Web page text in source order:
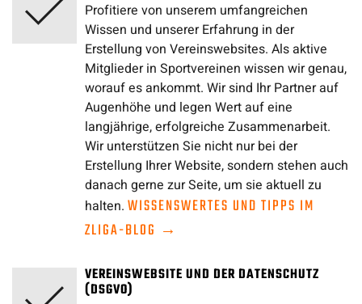
Profitiere von unserem umfangreichen
Wissen und unserer Erfahrung in der
Erstellung von Vereinswebsites. Als aktive
Mitglieder in Sportvereinen wissen wir genau,
worauf es ankommt. Wir sind Ihr Partner auf
Augenhöhe und legen Wert auf eine
langjährige, erfolgreiche Zusammenarbeit.
Wir unterstützen Sie nicht nur bei der
Erstellung Ihrer Website, sondern stehen auch
danach gerne zur Seite, um sie aktuell zu
halten. WISSENSWERTES UND TIPPS IM
ZLIGA-BLOG →
VEREINSWEBSITE UND DER DATENSCHUTZ
(DSGVO)